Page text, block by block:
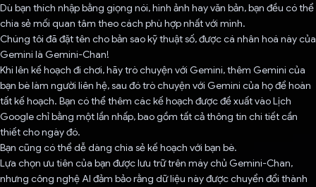
Dù bạn thích nhập bằng giọng nói, hình ảnh hay văn bản, bạn đều có thể
chia sẻ mối quan tâm theo cách phù hợp nhất với mình.
Chúng tôi đã đặt tên cho bản sao kỹ thuật số, được cá nhân hoá này của
Gemini là Gemini-Chan!
Khi lên kế hoạch đi chơi, hãy trò chuyện với Gemini, thêm Gemini của
bạn bè làm người liên hệ, sau đó trò chuyện với Gemini của họ để hoàn
tất kế hoạch. Bạn có thể thêm các kế hoạch được đề xuất vào Lịch
Google chỉ bằng một lần nhấp, bao gồm tất cả thông tin chi tiết cần
thiết cho ngày đó.
Bạn cũng có thể dễ dàng chia sẻ kế hoạch với bạn bè.
Lựa chọn ưu tiên của bạn được lưu trữ trên máy chủ Gemini-Chan,
nhưng công nghệ AI đảm bảo rằng dữ liệu này được chuyển đổi thành